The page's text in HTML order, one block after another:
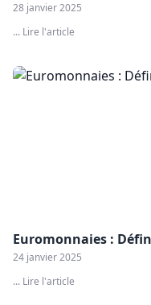
28 janvier 2025
... Lire l'article
Euromonnaies :
24 janvier 2025
... Lire l'article